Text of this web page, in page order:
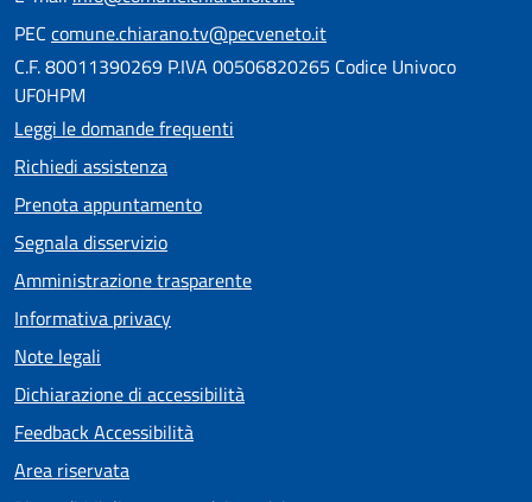
PEC comune.chiarano.tv@pecveneto.it
C.F. 80011390269 P.IVA 00506820265 Codice Univoco
UF0HPM
Leggi le domande frequenti
Richiedi assistenza
Prenota appuntamento
Segnala disservizio
Amministrazione trasparente
Informativa privacy
Note legali
Dichiarazione di accessibilità
Feedback Accessibilità
Area riservata